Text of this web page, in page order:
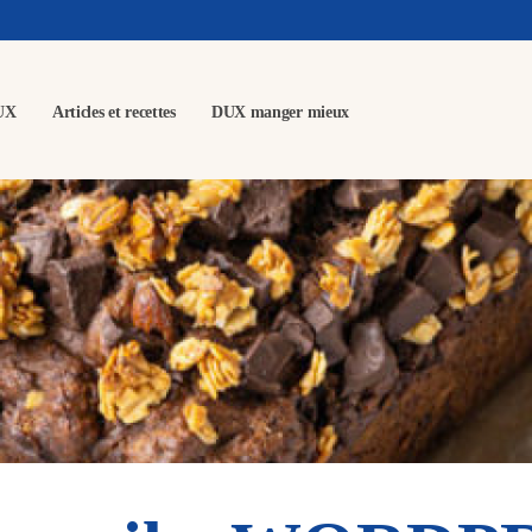
Articles et recettes DUX manger mieux